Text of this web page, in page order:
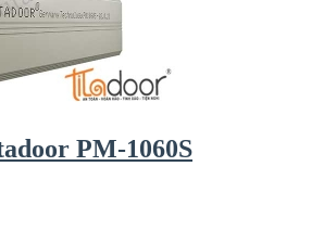
PM-1060S